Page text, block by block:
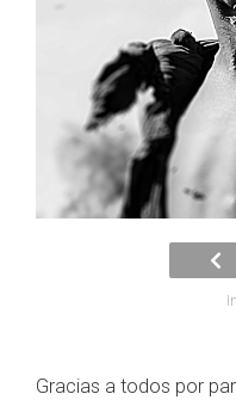
Gracias a todos por